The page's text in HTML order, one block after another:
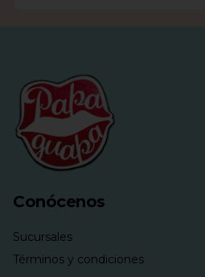
Conócenos
Sucursales
Términos y condiciones